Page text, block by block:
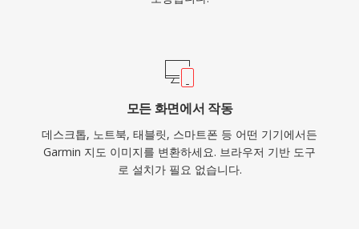
모든 화면에서 작동
데스크톱, 노트북, 태블릿, 스마트폰 등 어떤 기기에서든
Garmin 지도 이미지를 변환하세요. 브라우저 기반 도구
로 설치가 필요 없습니다.